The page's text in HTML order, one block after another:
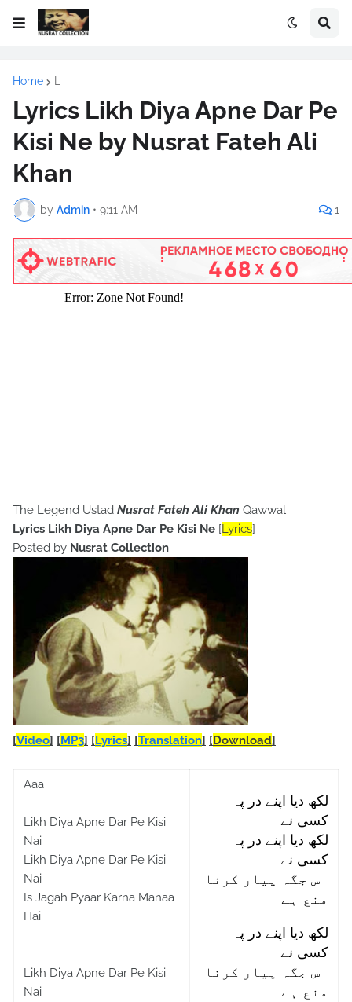
Home
Lyrics Likh Diya Apne Dar Pe
Kisi Ne by Nusrat Fateh Ali
Khan
by Admin • 9:11 AM 1
The Legend Ustad Nusrat Fateh Ali Khan Qawwal
Lyrics Likh Diya Apne Dar Pe Kisi Ne [Lyrics]
Posted by Nusrat Collection
[Video] [MP3] [Lyrics] [Translation] [Download]
Aaa
Likh Diya Apne Dar Pe Kisi
Nai
Likh Diya Apne Dar Pe Kisi
Nai
Is Jagah Pyaar Karna Manaa
Hai
Likh Diya Apne Dar Pe Kisi
Nai
لکھ دیا اپنے در پہ
کسی نے
لکھ دیا اپنے در پہ
کسی نے
اس جگہ پیار کرنا
منع ہے
لکھ دیا اپنے در پہ
کسی نے
اس جگہ پیار کرنا
منع ہے